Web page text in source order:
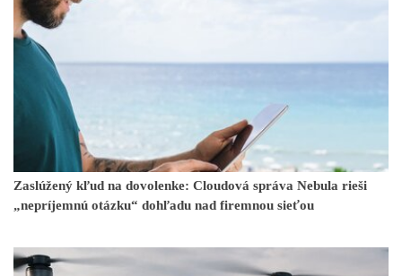
Zaslúžený kľud na dovolenke: Cloudová správa Nebula rieši
„nepríjemnú otázku“ dohľadu nad firemnou sieťou